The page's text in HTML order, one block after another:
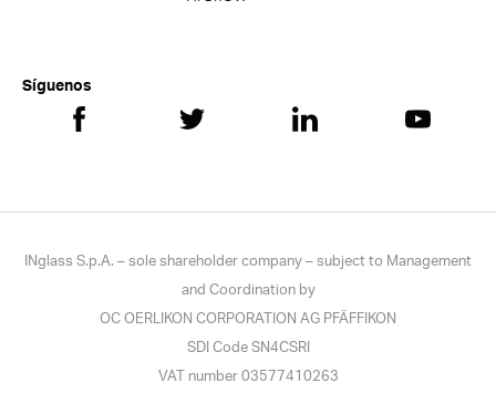
Síguenos
INglass S.p.A. – sole shareholder company – subject to Management
and Coordination by
OC OERLIKON CORPORATION AG PFÄFFIKON
SDI Code SN4CSRI
VAT number 03577410263